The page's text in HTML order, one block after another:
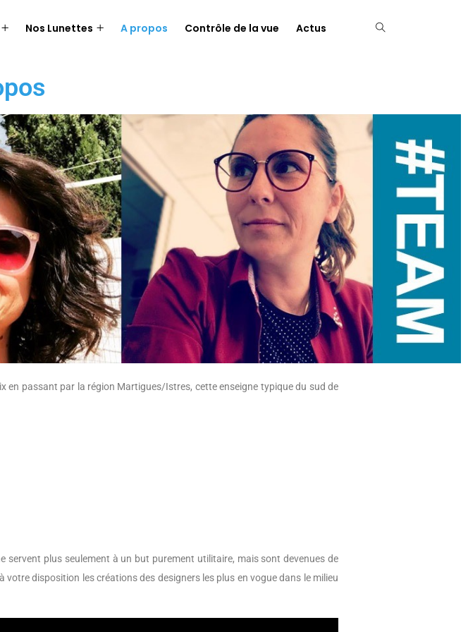
Nos Lunettes A propos Contrôle de la vue Actus
en passant par la région Martigues/Istres, cette enseigne typique du sud de
servent plus seulement à un but purement utilitaire, mais sont devenues de
disposition les créations des designers les plus en vogue dans le milieu